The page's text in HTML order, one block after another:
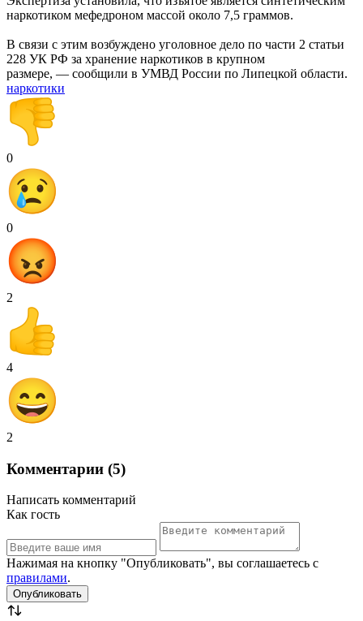
наркотиком мефедроном массой около 7,5 граммов.
В связи с этим возбуждено уголовное дело по части 2 статьи
228 УК РФ за хранение наркотиков в крупном
размере, — сообщили в УМВД России по Липецкой области.
наркотики
0
0
2
4
2
Комментарии (5)
Написать комментарий
Как гость
Нажимая на кнопку "Опубликовать", вы соглашаетесь с
правилами.